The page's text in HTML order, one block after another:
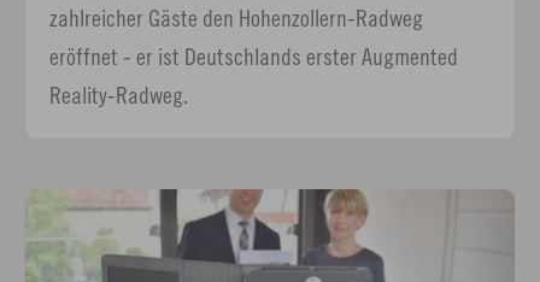
zahlreicher Gäste den Hohenzollern-Radweg
eröffnet - er ist Deutschlands erster Augmented
Reality-Radweg.